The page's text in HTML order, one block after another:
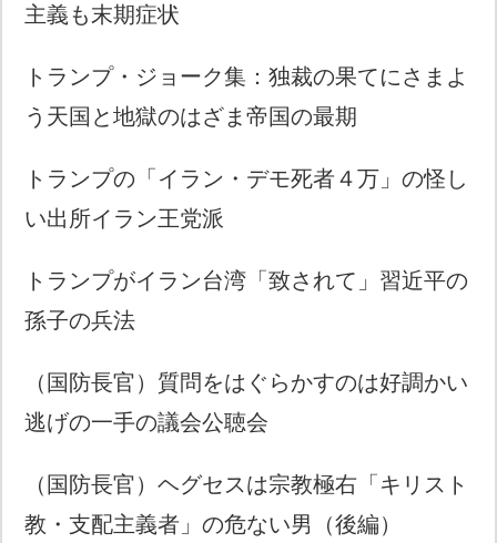
主義も末期症状
トランプ・ジョーク集：独裁の果てにさまよ
う天国と地獄のはざま帝国の最期
トランプの「イラン・デモ死者４万」の怪し
い出所イラン王党派
トランプがイラン台湾「致されて」習近平の
孫子の兵法
（国防長官）質問をはぐらかすのは好調かい
逃げの一手の議会公聴会
（国防長官）ヘグセスは宗教極右「キリスト
教・支配主義者」の危ない男（後編）